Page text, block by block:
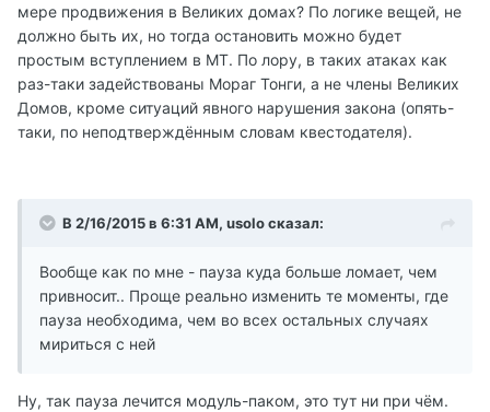
мере продвижения в Великих домах? По логике вещей, не
должно быть их, но тогда остановить можно будет
простым вступлением в МТ. По лору, в таких атаках как
раз-таки задействованы Мораг Тонги, а не члены Великих
Домов, кроме ситуаций явного нарушения закона (опять-
таки, по неподтверждённым словам квестодателя).
В 2/16/2015 в 6:31 AM, usolo сказал:
Вообще как по мне - пауза куда больше ломает, чем
привносит.. Проще реально изменить те моменты, где
пауза необходима, чем во всех остальных случаях
мириться с ней
Ну, так пауза лечится модуль-паком, это тут ни при чём.